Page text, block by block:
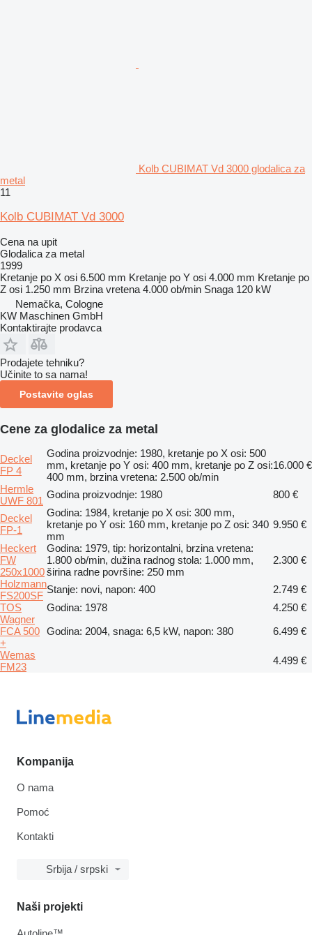
Kolb CUBIMAT Vd 3000 glodalica za
metal
11
Kolb CUBIMAT Vd 3000
Cena na upit
Glodalica za metal
1999
Kretanje po X osi 6.500 mm Kretanje po Y osi 4.000 mm Kretanje po
Z osi 1.250 mm Brzina vretena 4.000 ob/min Snaga 120 kW
Nemačka, Cologne
KW Maschinen GmbH
Kontaktirajte prodavca
Prodajete tehniku?
Učinite to sa nama!
Postavite oglas
Cene za glodalice za metal
Deckel
FP 4
Godina proizvodnje: 1980, kretanje po X osi: 500
mm, kretanje po Y osi: 400 mm, kretanje po Z osi:
400 mm, brzina vretena: 2.500 ob/min
16.000 €
Hermle
UWF 801
Godina proizvodnje: 1980
800 €
Deckel
FP-1
Godina: 1984, kretanje po X osi: 300 mm,
kretanje po Y osi: 160 mm, kretanje po Z osi: 340
mm
9.950 €
Heckert
FW
250x1000
Godina: 1979, tip: horizontalni, brzina vretena:
1.800 ob/min, dužina radnog stola: 1.000 mm,
širina radne površine: 250 mm
2.300 €
Holzmann
FS200SF
Stanje: novi, napon: 400
2.749 €
TOS
Godina: 1978
4.250 €
Wagner
FCA 500
+
Godina: 2004, snaga: 6,5 kW, napon: 380
6.499 €
Wemas
FM23
4.499 €
Kompanija
O nama
Pomoć
Kontakti
Srbija / srpski
Naši projekti